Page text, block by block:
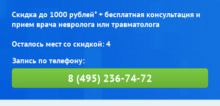
Скидка до 1000 рублей* + бесплатная консультация и
прием врача невролога или травматолога
Осталось мест со скидкой: 4
8 (495) 236-74-72